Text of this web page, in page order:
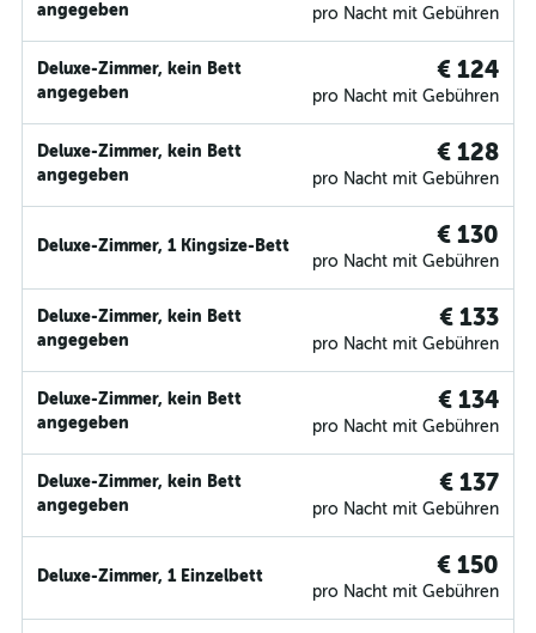
angegeben
pro Nacht mit Gebühren
Deluxe-Zimmer, kein Bett
angegeben
€ 124
pro Nacht mit Gebühren
Deluxe-Zimmer, kein Bett
angegeben
€ 128
pro Nacht mit Gebühren
Deluxe-Zimmer, 1 Kingsize-Bett € 130
pro Nacht mit Gebühren
Deluxe-Zimmer, kein Bett
angegeben
€ 133
pro Nacht mit Gebühren
Deluxe-Zimmer, kein Bett
angegeben
€ 134
pro Nacht mit Gebühren
Deluxe-Zimmer, kein Bett
angegeben
€ 137
pro Nacht mit Gebühren
Deluxe-Zimmer, 1 Einzelbett € 150
pro Nacht mit Gebühren